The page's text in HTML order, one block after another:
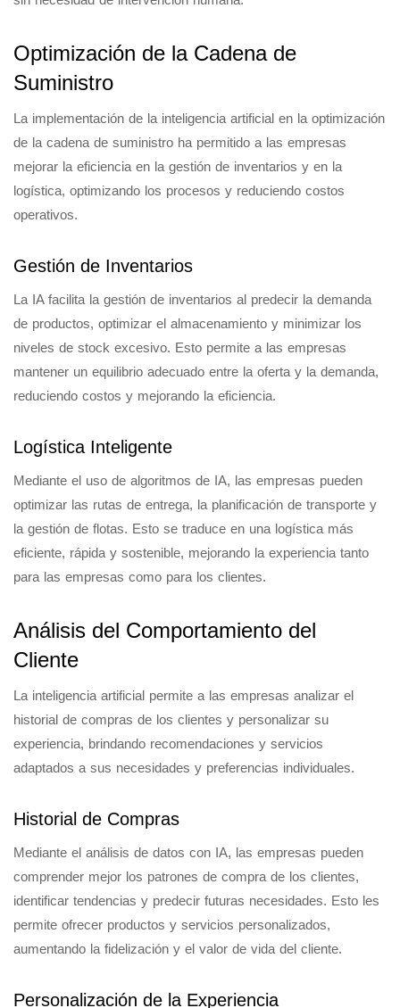
Optimización de la Cadena de
Suministro
La implementación de la inteligencia artificial en la optimización
de la cadena de suministro ha permitido a las empresas
mejorar la eficiencia en la gestión de inventarios y en la
logística, optimizando los procesos y reduciendo costos
operativos.
Gestión de Inventarios
La IA facilita la gestión de inventarios al predecir la demanda
de productos, optimizar el almacenamiento y minimizar los
niveles de stock excesivo. Esto permite a las empresas
mantener un equilibrio adecuado entre la oferta y la demanda,
reduciendo costos y mejorando la eficiencia.
Logística Inteligente
Mediante el uso de algoritmos de IA, las empresas pueden
optimizar las rutas de entrega, la planificación de transporte y
la gestión de flotas. Esto se traduce en una logística más
eficiente, rápida y sostenible, mejorando la experiencia tanto
para las empresas como para los clientes.
Análisis del Comportamiento del
Cliente
La inteligencia artificial permite a las empresas analizar el
historial de compras de los clientes y personalizar su
experiencia, brindando recomendaciones y servicios
adaptados a sus necesidades y preferencias individuales.
Historial de Compras
Mediante el análisis de datos con IA, las empresas pueden
comprender mejor los patrones de compra de los clientes,
identificar tendencias y predecir futuras necesidades. Esto les
permite ofrecer productos y servicios personalizados,
aumentando la fidelización y el valor de vida del cliente.
Personalización de la Experiencia